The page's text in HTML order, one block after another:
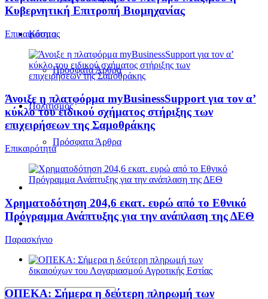
Κόσμος
Πρόσφατα Άρθρα
Πολιτισμός
Πρόσφατα Άρθρα
Κυβερνητική Επιτροπή Βιομηχανίας
Επικαιρότητα
Άνοιξε η πλατφόρμα myBusinessSupport για τον α’
κύκλο του ειδικού σχήματος στήριξης των
επιχειρήσεων της Σαμοθράκης
Επικαιρότητα
Χρηματοδότηση 204,6 εκατ. ευρώ από το Εθνικό
Πρόγραμμα Ανάπτυξης για την ανάπλαση της ΔΕΘ
Παρασκήνιο
ΟΠΕΚΑ: Σήμερα η δεύτερη πληρωμή των